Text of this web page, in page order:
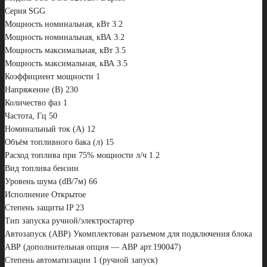
Серия SGG
Мощность номинальная, кВт 3.2
Мощность номинальная, кВА 3.2
Мощность максимальная, кВт 3.5
Мощность максимальная, кВА 3.5
Коэффициент мощности 1
Напряжение (В) 230
Количество фаз 1
Частота, Гц 50
Номинальный ток (А) 12
Объём топливного бака (л) 15
Расход топлива при 75% мощности л/ч 1.2
Вид топлива бензин
Уровень шума (dB/7м) 66
Исполнение Открытое
Степень защиты IP 23
Тип запуска ручной/электростартер
Автозапуск (АВР) Укомплектован разъемом для подключения блока
АВР (дополнительная опция — АВР арт.190047)
Степень автоматизации 1 (ручной запуск)